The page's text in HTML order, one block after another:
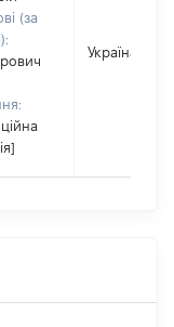
(за
Україна